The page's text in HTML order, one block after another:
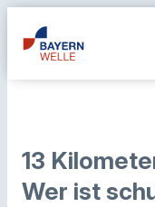
13
Wer ist